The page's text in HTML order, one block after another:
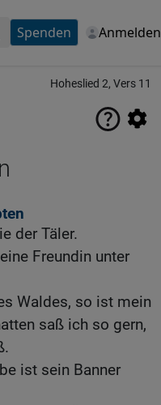
Spenden Anmelden
Hoheslied 2, Vers 11
der Täler.
Freundin unter
Waldes, so ist mein
saß ich so gern,
ist sein Banner